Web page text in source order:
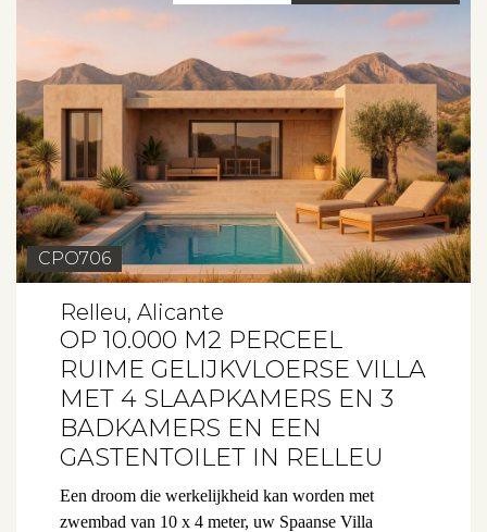
CPO706
Relleu, Alicante
OP 10.000 M2 PERCEEL
RUIME GELIJKVLOERSE VILLA
MET 4 SLAAPKAMERS EN 3
BADKAMERS EN EEN
GASTENTOILET IN RELLEU
Een droom die werkelijkheid kan worden met
zwembad van 10 x 4 meter, uw Spaanse Villa